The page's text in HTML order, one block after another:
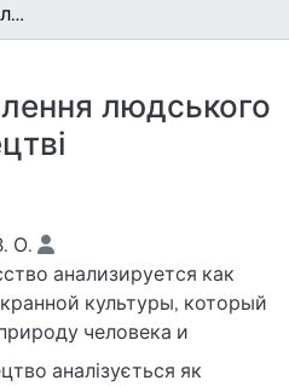
Герой як уособлення людського “я” в кіномистецтві
людського
О.
анализируется как
культуры, который
человека и
его развитие.
аналізується як